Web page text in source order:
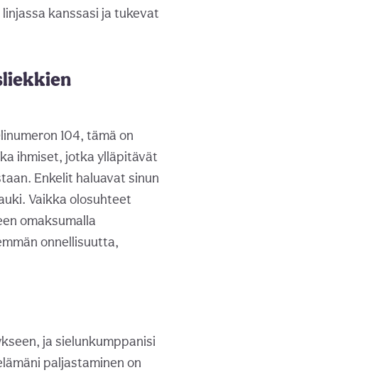
kanssasi ja tukevat
104, tämä on
ihmiset, jotka ylläpitävät
Enkelit haluavat sinun
Vaikka olosuhteet
omaksumalla
onnellisuutta,
ja sielunkumppanisi
paljastaminen on